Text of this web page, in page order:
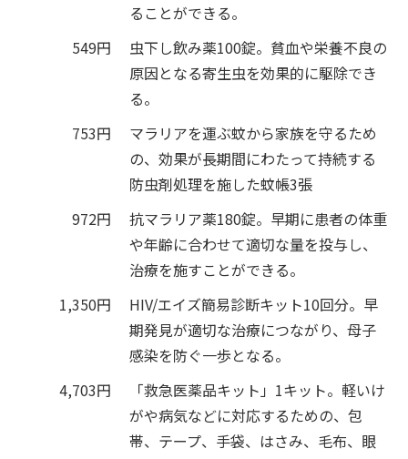
ることができる。
549円
虫下し飲み薬100錠。貧血や栄養不良の
原因となる寄生虫を効果的に駆除でき
る。
753円
マラリアを運ぶ蚊から家族を守るため
の、効果が長期間にわたって持続する
防虫剤処理を施した蚊帳3張
972円
抗マラリア薬180錠。早期に患者の体重
や年齢に合わせて適切な量を投与し、
治療を施すことができる。
1,350円
HIV/エイズ簡易診断キット10回分。早
期発見が適切な治療につながり、母子
感染を防ぐ一歩となる。
4,703円
「救急医薬品キット」1キット。軽いけ
がや病気などに対応するための、包
帯、テープ、手袋、はさみ、毛布、眼